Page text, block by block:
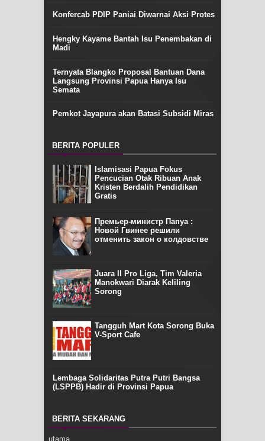
Konfercab PDIP Paniai Diwarnai Aksi Protes
Hengky Kayame Bantah Isu Penembakan di
Madi
Ternyata Blangko Proposal Bantuan Dana
Langsung Provinsi Papua Hanya Isu
Semata
Pemkot Jayapura akan Batasi Subsidi Miras
BERITA POPULER
Islamisasi Papua Fokus
Pencucian Otak Ribuan Anak
Kristen Berdalih Pendidikan
Gratis
Премьер-министр Папуа :
Новой Гвинее решили
отменить закон о колдовстве
Juara II Pro Liga, Tim Valeria
Manokwari Diarak Keliling
Sorong
Tangguh Mart Kota Sorong Buka
V-Sport Cafe
Lembaga Solidaritas Putra Putri Bangsa
(LSPPB) Hadir di Provinsi Papua
BERITA SEKARANG
utama